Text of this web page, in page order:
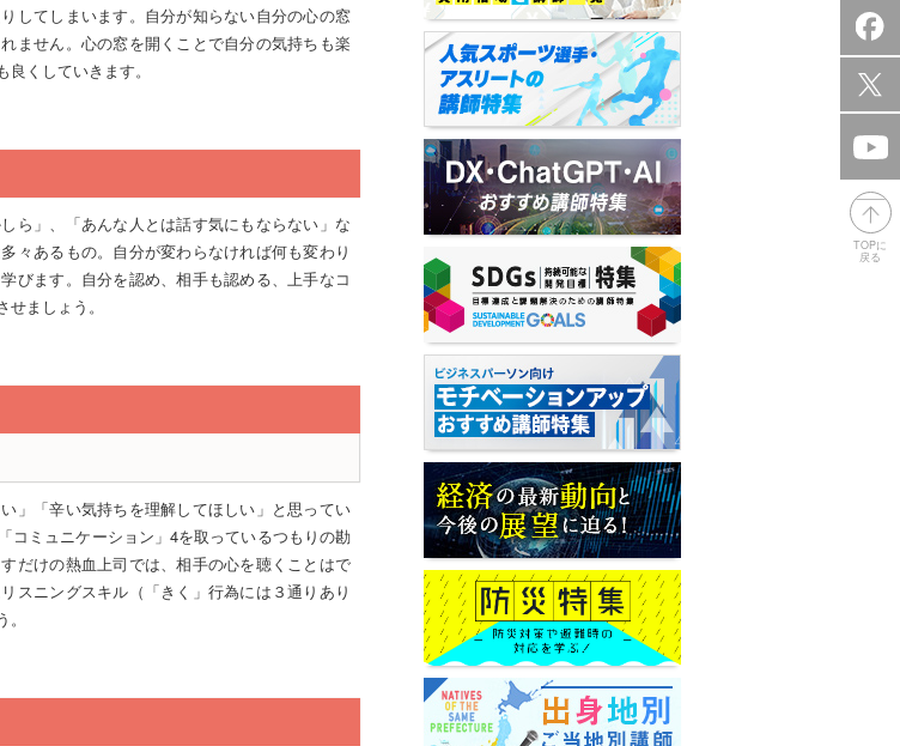
してしまいます。自分が知らない自分の心の窓
ません。心の窓を開くことで自分の気持ちも楽
くしていきます。
ら」、「あんな人とは話す気にもならない」な
々あるもの。自分が変わらなければ何も変わり
びます。自分を認め、相手も認める、上手なコ
ましょう。
」「辛い気持ちを理解してほしい」と思ってい
コミュニケーション」4を取っているつもりの勘
だけの熱血上司では、相手の心を聴くことはで
スニングスキル（「きく」行為には３通りあり
TOPに
戻る